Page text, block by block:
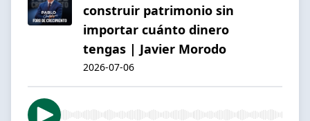
construir patrimonio sin
importar cuánto dinero
tengas | Javier Morodo
2026-07-06